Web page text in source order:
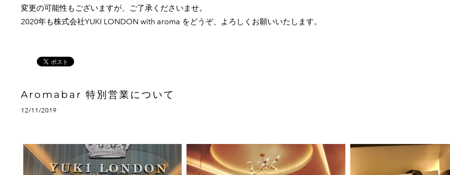
変更の可能性もございますが、ご了承くださいませ。
2020年も株式会社YUKI LONDON with aroma をどうぞ、よろしくお願いいたします。
Aromabar 特別営業について
12/11/2019